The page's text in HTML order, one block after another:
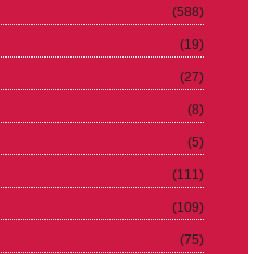
(588)
(19)
(27)
(8)
(5)
(111)
(109)
(75)